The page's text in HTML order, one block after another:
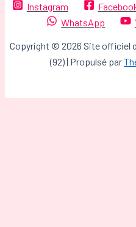
Instagram
WhatsApp
Copyright © 2026 Site officiel
(92) | Propulsé par